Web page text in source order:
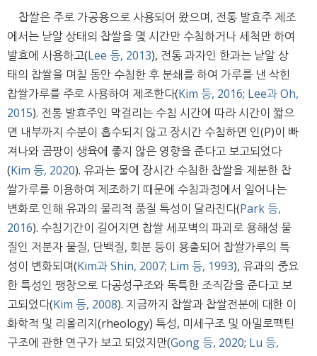
찹쌀은 주로 가공용으로 사용되어 왔으며, 전통 발효주 제조
에서는 낟알 상태의 찹쌀을 몇 시간만 수침하거나 세척만 하여
발효에 사용하고(Lee 등, 2013), 전통 과자인 한과는 낟알 상
태의 찹쌀을 며칠 동안 수침한 후 분쇄를 하여 가루를 낸 삭힌
찹쌀가루를 주로 사용하여 제조한다(Kim 등, 2016; Lee과 Oh,
2015). 전통 발효주인 막걸리는 수침 시간에 따라 시간이 짧으
면 내부까지 수분이 흡수되지 않고 장시간 수침하면 인(P)이 빠
져나와 곰팡이 생육에 좋지 않은 영향을 준다고 보고되었다
(Kim 등, 2020). 유과는 물에 장시간 수침한 찹쌀을 제분한 찹
쌀가루를 이용하여 제조하기 때문에 수침과정에서 일어나는
변화로 인해 유과의 물리적 품질 특성이 달라진다(Park 등,
2016). 수침기간이 길어지면 찹쌀 세포벽의 파괴로 용해성 물
질인 저분자 물질, 단백질, 회분 등이 용출되어 찹쌀가루의 특
성이 변화되며(Kim과 Shin, 2007; Lim 등, 1993), 유과의 중요
한 특성인 팽창으로 다공성구조와 독특한 조직감을 준다고 보
고되었다(Kim 등, 2008). 지금까지 찹쌀과 찹쌀전분에 대한 이
화학적 및 리올리지(rheology) 특성, 미세구조 및 아밀로펙틴
구조에 관한 연구가 보고 되었지만(Gong 등, 2020; Lu 등,